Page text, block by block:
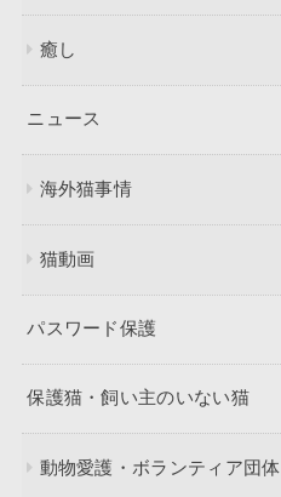
癒し
ニュース
海外猫事情
猫動画
パスワード保護
保護猫・飼い主のいない猫
動物愛護・ボランティア団体